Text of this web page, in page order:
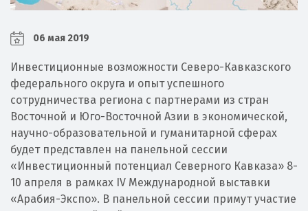
06 мая 2019
Инвестиционные возможности Северо-Кавказского
федерального округа и опыт успешного
сотрудничества региона с партнерами из стран
Восточной и Юго-Восточной Азии в экономической,
научно-образовательной и гуманитарной сферах
будет представлен на панельной сессии
«Инвестиционный потенциал Северного Кавказа» 8-
10 апреля в рамках IV Международной выставки
«Арабия-Экспо». В панельной сессии примут участие